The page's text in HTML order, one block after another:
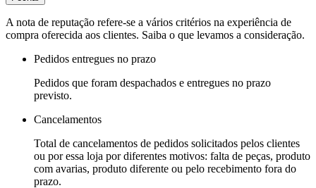
A nota de reputação refere-se a vários critérios na experiência de
compra oferecida aos clientes. Saiba o que levamos a consideração.
Pedidos entregues no prazo
Pedidos que foram despachados e entregues no prazo
previsto.
Cancelamentos
Total de cancelamentos de pedidos solicitados pelos clientes
ou por essa loja por diferentes motivos: falta de peças, produto
com avarias, produto diferente ou pelo recebimento fora do
prazo.